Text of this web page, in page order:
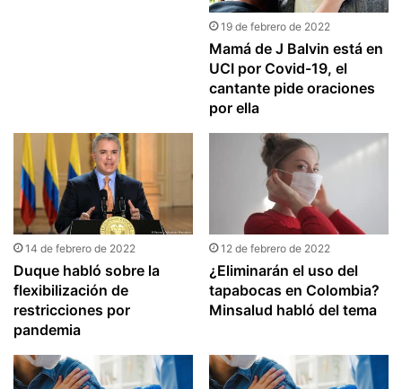
19 de febrero de 2022
Mamá de J Balvin está en
UCI por Covid-19, el
cantante pide oraciones
por ella
14 de febrero de 2022
Duque habló sobre la
flexibilización de
restricciones por
pandemia
12 de febrero de 2022
¿Eliminarán el uso del
tapabocas en Colombia?
Minsalud habló del tema